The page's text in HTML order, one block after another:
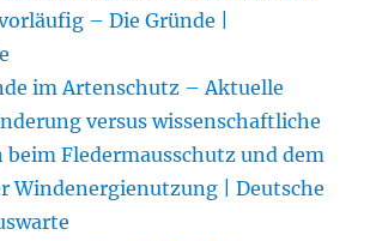
– Die Gründe |
im Artenschutz – Aktuelle
versus wissenschaftliche
beim Fledermausschutz und dem
Windenergienutzung | Deutsche